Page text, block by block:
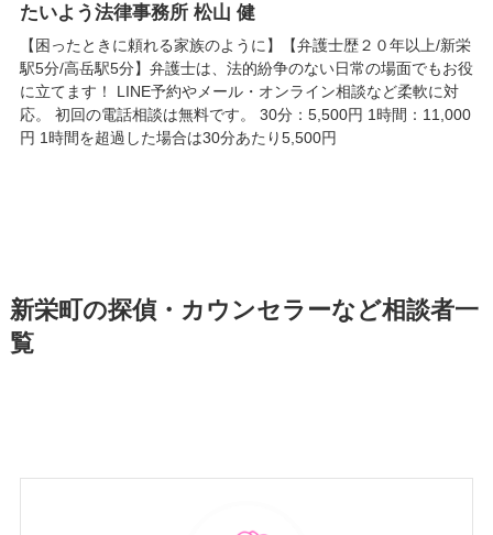
たいよう法律事務所 松山 健
【困ったときに頼れる家族のように】【弁護士歴２０年以上/新栄
駅5分/高岳駅5分】弁護士は、法的紛争のない日常の場面でもお役
に立てます！ LINE予約やメール・オンライン相談など柔軟に対
応。 初回の電話相談は無料です。 30分：5,500円 1時間：11,000
円 1時間を超過した場合は30分あたり5,500円
新栄町の探偵・カウンセラーなど相談者一
覧